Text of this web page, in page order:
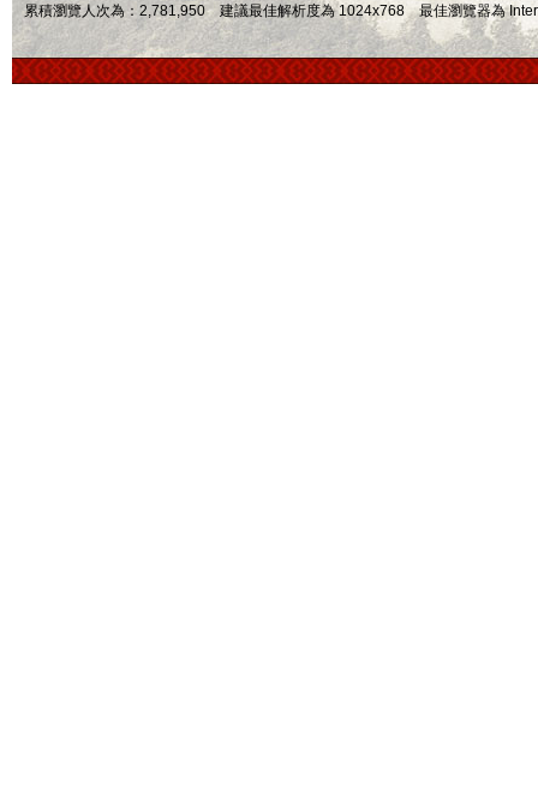
累積瀏覽人次為：2,781,950 建議最佳解析度為 1024x768 最佳瀏覽器為